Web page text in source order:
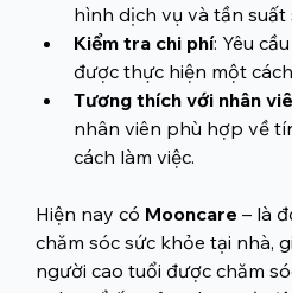
hình dịch vụ và tần suất
Kiểm tra chi phí: Yêu
được thực hiện một
Tương thích với nhân
nhân viên phù hợp về
cách làm việc.
Hiện nay có Mooncare – là
chăm sóc sức khỏe tại nhà,
người cao tuổi được chăm